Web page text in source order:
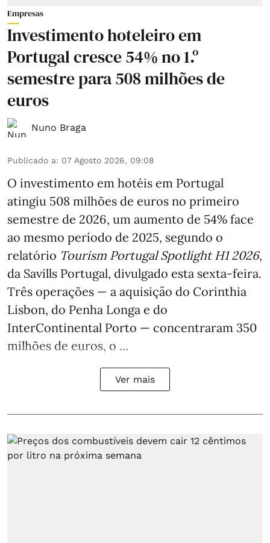
Empresas
Investimento hoteleiro em
Portugal cresce 54% no 1.º
semestre para 508 milhões de
euros
Nuno Braga
Publicado a: 07 Agosto 2026, 09:08
O investimento em hotéis em Portugal
atingiu 508 milhões de euros no primeiro
semestre de 2026, um aumento de 54% face
ao mesmo período de 2025, segundo o
relatório Tourism Portugal Spotlight H1 2026,
da Savills Portugal, divulgado esta sexta-feira.
Três operações — a aquisição do Corinthia
Lisbon, do Penha Longa e do
InterContinental Porto — concentraram 350
milhões de euros, o ...
Ver mais